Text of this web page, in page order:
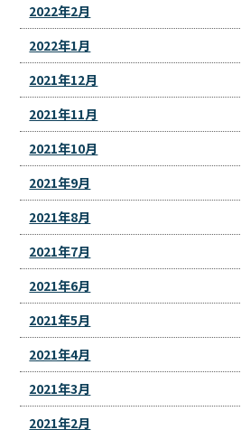
2022年2月
2022年1月
2021年12月
2021年11月
2021年10月
2021年9月
2021年8月
2021年7月
2021年6月
2021年5月
2021年4月
2021年3月
2021年2月